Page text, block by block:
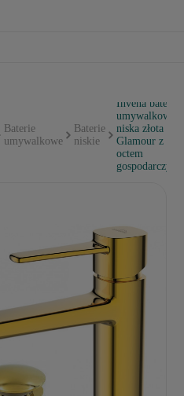
Baterie
umywalkowe
Baterie
niskie
Invena bateria
umywalkowa
niska złota
Glamour z
octem
gospodarczym